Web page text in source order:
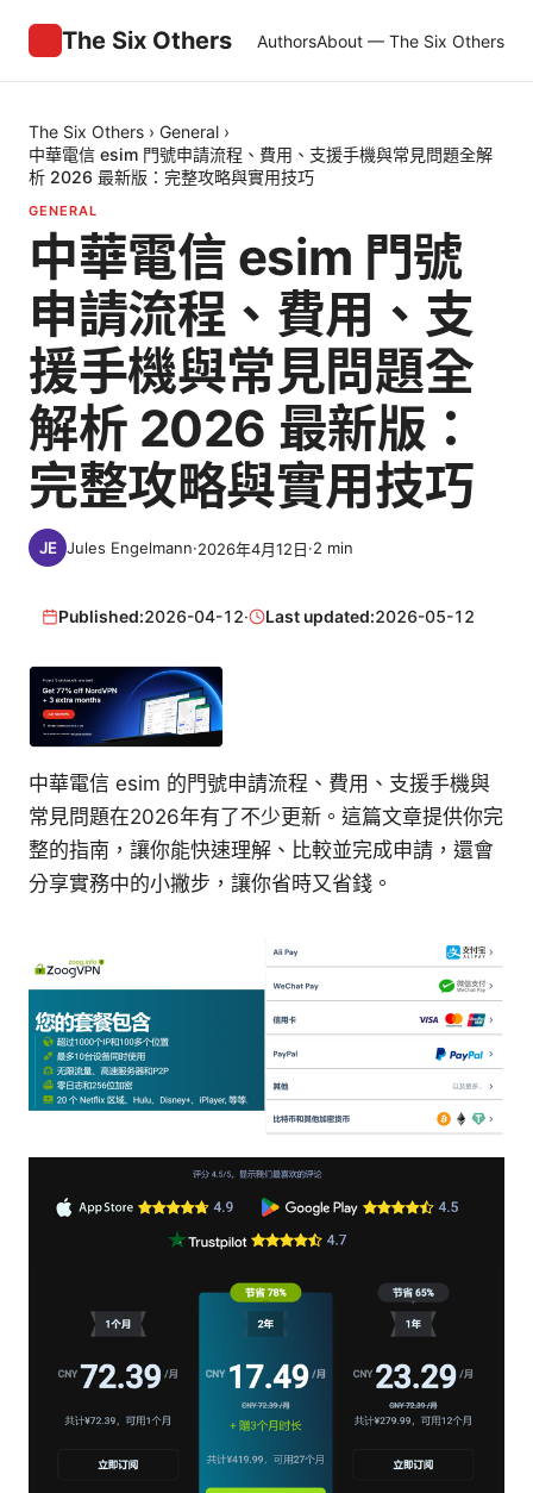
The Six Others AuthorsAbout — The Six Others
The Six Others › General ›
中華電信 esim 門號申請流程、費用、支援手機與常見問題全解
析 2026 最新版：完整攻略與實用技巧
GENERAL
中華電信 esim 門號
申請流程、費用、支
援手機與常見問題全
解析 2026 最新版：
完整攻略與實用技巧
Jules Engelmann·2026年4月12日·2 min
Published:2026-04-12· Last updated:2026-05-12
中華電信 esim 的門號申請流程、費用、支援手機與
常見問題在2026年有了不少更新。這篇文章提供你完
整的指南，讓你能快速理解、比較並完成申請，還會
分享實務中的小撇步，讓你省時又省錢。